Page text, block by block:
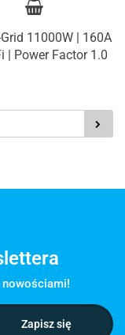
11000W | 160A
| Power Factor 1.0
nowościami!